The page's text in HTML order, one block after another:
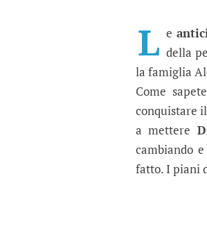
Una
Duro colpo
L e
della
la famiglia
Come
conquistare
a mettere
cambiando
fatto. I piani